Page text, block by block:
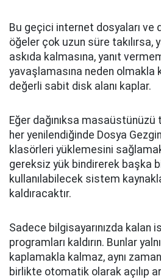
Bu geçici internet dosyaları ve
öğeler çok uzun süre takılırsa,
askıda kalmasına, yanıt
yavaşlamasına neden olmakla
değerli sabit disk alanı kaplar.
Eğer dağınıksa
her yenilendiğinde Dosya
klasörleri yüklemesini
gereksiz yük bindirerek başka
kullanılabilecek sistem
kaldıracaktır.
Sadece bilgisayarınızda kalan
programları kaldırın. Bunlar
kaplamakla kalmaz, aynı
birlikte otomatik olarak açılıp